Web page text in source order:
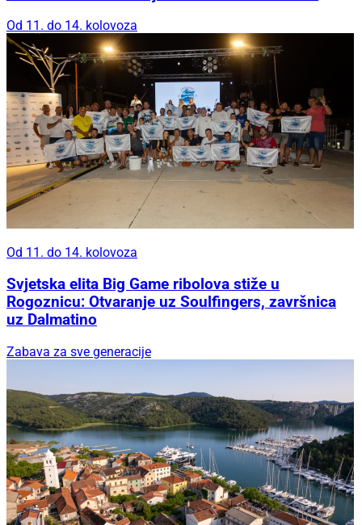
Od 11. do 14. kolovoza
Od 11. do 14. kolovoza
Svjetska elita Big Game ribolova stiže u
Rogoznicu: Otvaranje uz Soulfingers, završnica
uz Dalmatino
Zabava za sve generacije